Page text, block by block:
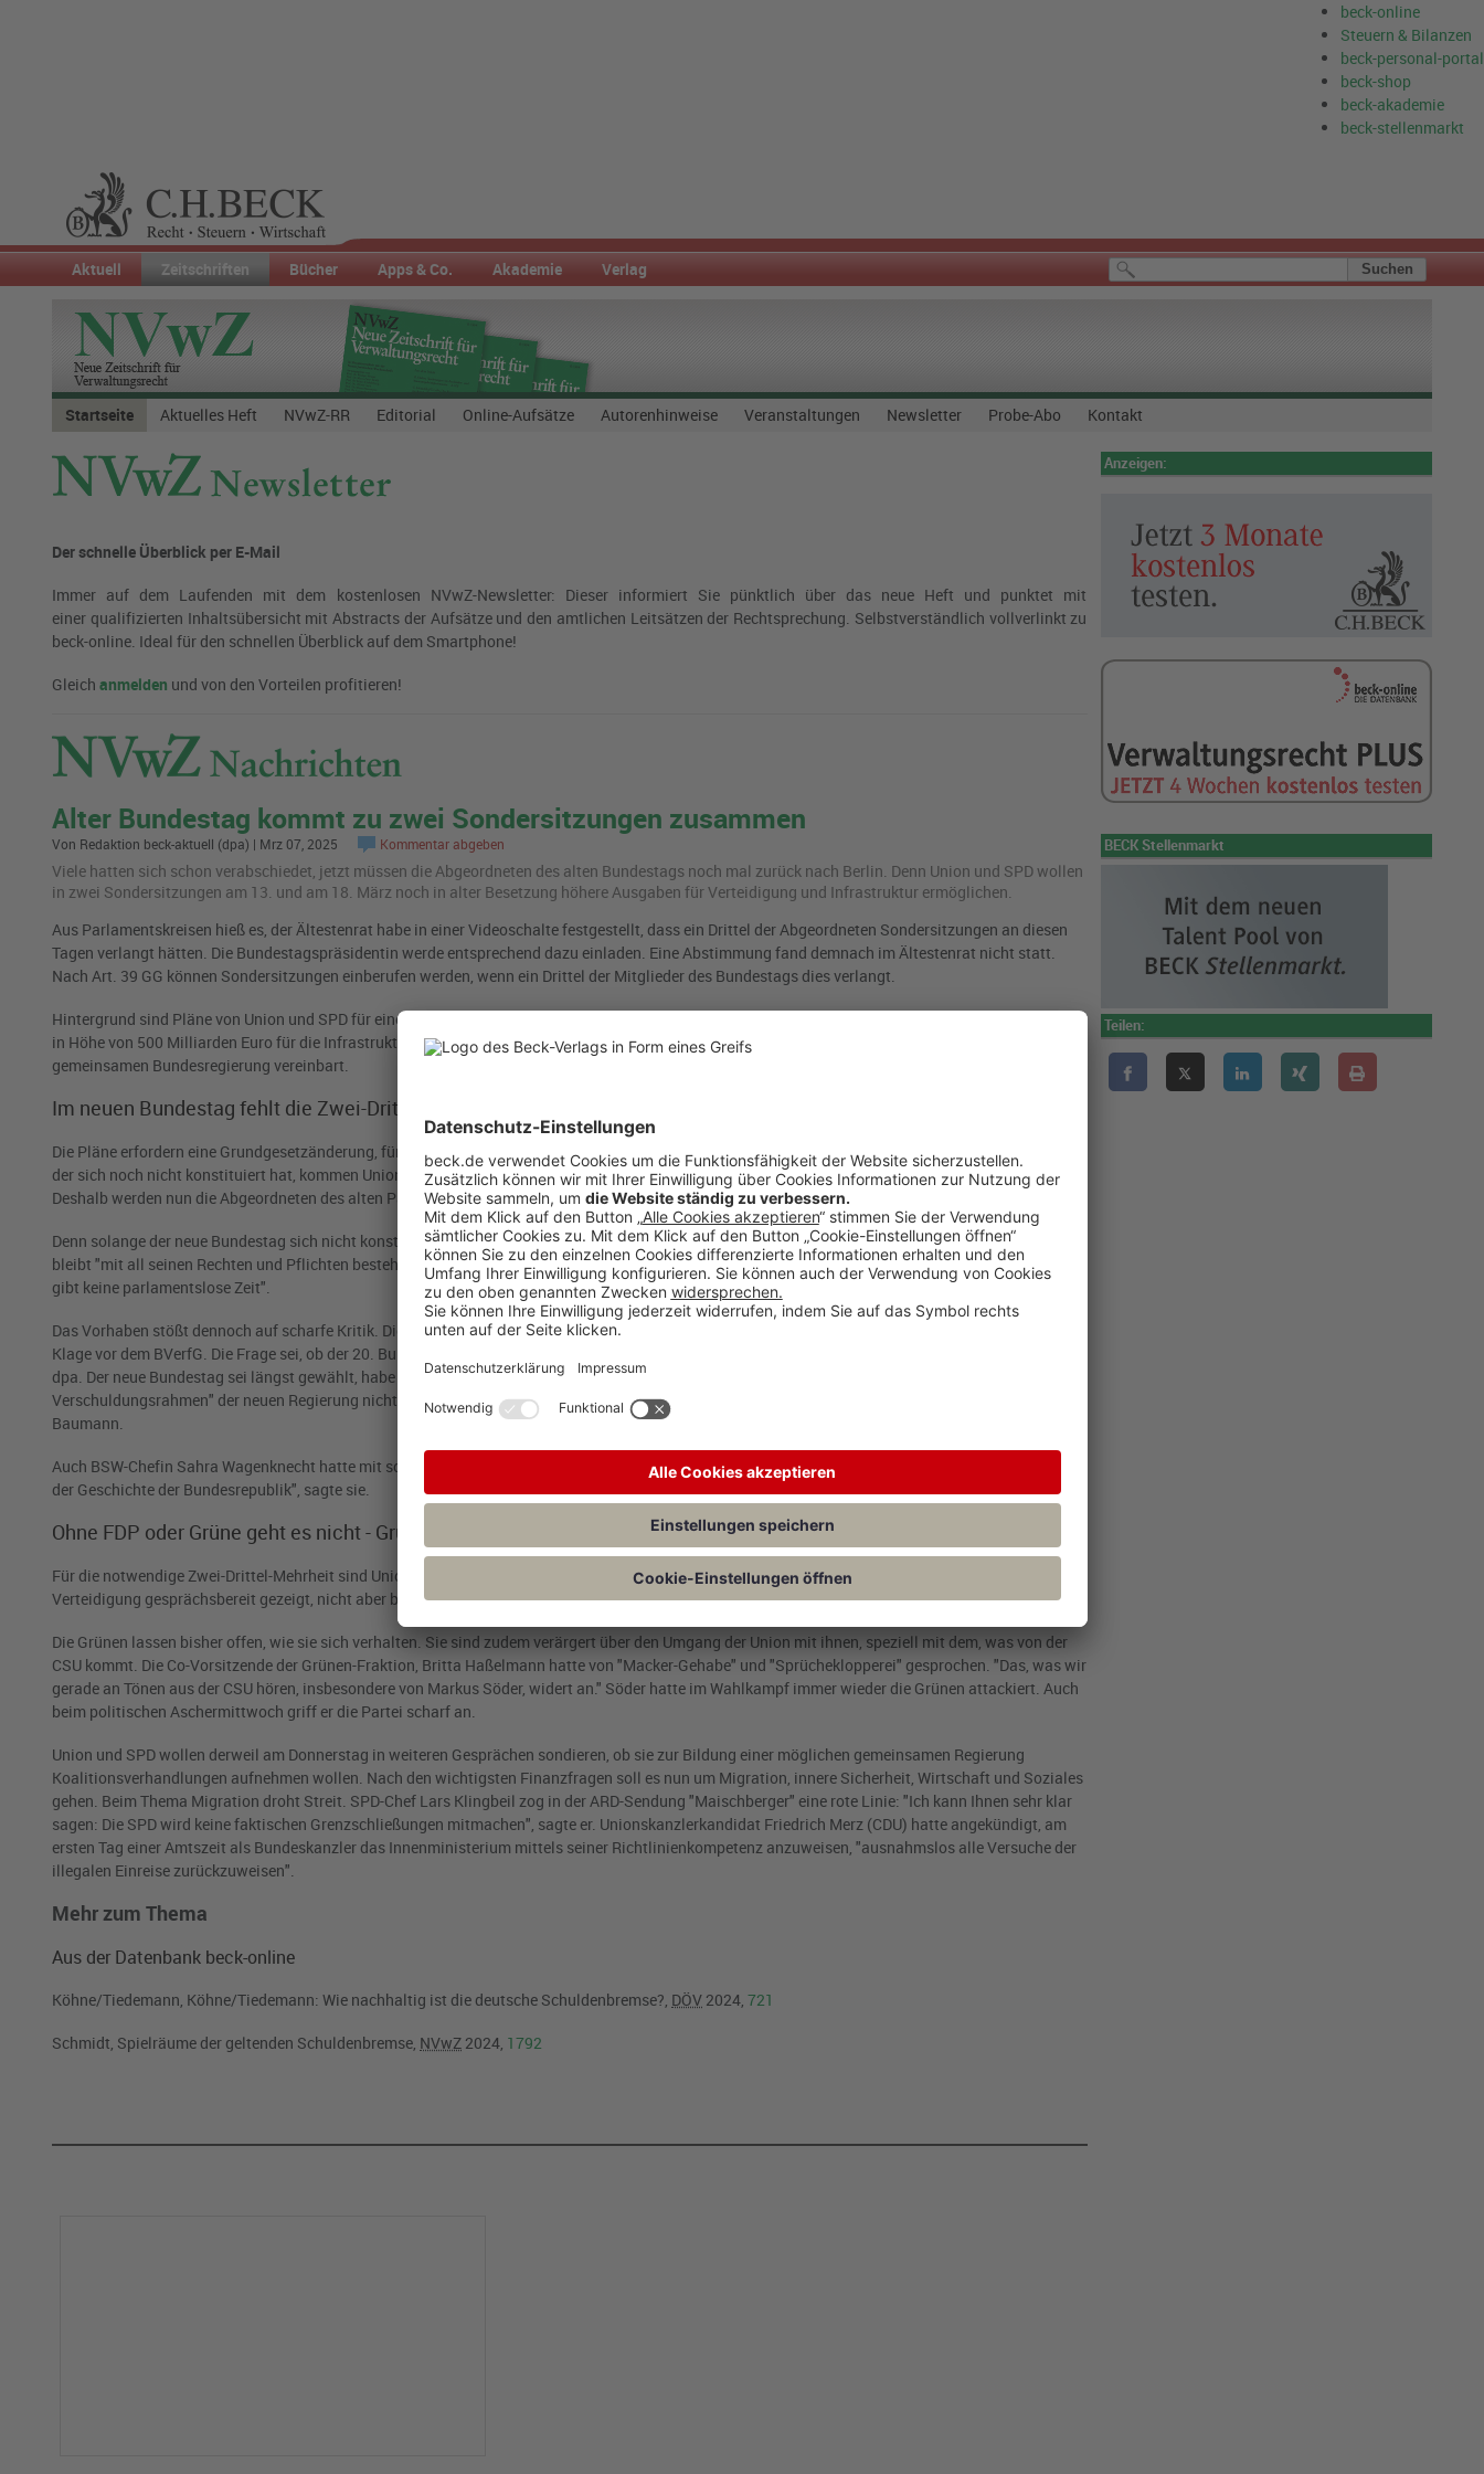
beck-online
Steuern & Bilanzen
beck-personal-portal
beck-shop
beck-akademie
beck-stellenmarkt
Aktuell Zeitschriften Bücher Apps & Co. Akademie Verlag
Startseite Aktuelles Heft NVwZ-RR Editorial Online-Aufsätze Autorenhinweise Veranstaltungen Newsletter Probe-Abo Kontakt
Der schnelle Überblick per E-Mail
Immer auf dem Laufenden mit dem kostenlosen NVwZ-Newsletter: Dieser informiert Sie pünktlich über das neue Heft und punktet mit
einer qualifizierten Inhaltsübersicht mit Abstracts der Aufsätze und den amtlichen Leitsätzen der Rechtsprechung. Selbstverständlich vollverlinkt zu
beck-online. Ideal für den schnellen Überblick auf dem Smartphone!
Gleich anmelden und von den Vorteilen profitieren!
Alter Bundestag kommt zu zwei Sondersitzungen zusammen
Von Redaktion beck-aktuell (dpa) | Mrz 07, 2025 Kommentar abgeben
Viele hat­ten sich schon ver­ab­schie­det, jetzt müs­sen die Ab­ge­ord­ne­ten des alten Bun­des­tags noch mal zu­rück nach Ber­lin. Denn Union und SPD wol­len
in zwei Son­der­sit­zun­gen am 13. und am 18. März noch in alter Be­set­zung hö­he­re Aus­ga­ben für Ver­tei­di­gung und In­fra­struk­tur er­mög­li­chen.
Aus Parlamentskreisen hieß es, der Ältestenrat habe in einer Videoschalte festgestellt, dass ein Drittel der Abgeordneten Sondersitzungen an diesen
Tagen verlangt hätten. Die Bundestagspräsidentin werde entsprechend dazu einladen. Eine Abstimmung fand demnach im Ältestenrat nicht statt.
Nach Art. 39 GG können Sondersitzungen einberufen werden, wenn ein Drittel der Mitglieder des Bundestags dies verlangt.
Hintergrund sind Pläne von Union und SPD für eine Aufweichung der Schuldenbremse für höhere Verteidigungsausgaben und für ein Sondervermögen
in Höhe von 500 Milliarden Euro für die Infrastruktur. Beide Seiten hatten dies in ihren laufenden Sondierungsgesprächen zur Bildung einer möglichen
gemeinsamen Bundesregierung vereinbart.
Im neuen Bundestag fehlt die Zwei-Drittel-Mehrheit
Die Pläne erfordern eine Grundgesetzänderung, für die in Bundestag und Bundesrat Zwei-Drittel-Mehrheiten nötig sind. Im neu gewählten Bundestag,
der sich noch nicht konstituiert hat, kommen Union, SPD und Grüne wegen der Zugewinne von AfD und Linken nicht mehr auf eine solche Mehrheit.
Deshalb werden nun die Abgeordneten des alten Parlaments in der kommenden Woche noch einmal zurück nach Berlin beordert.
Denn solange der neue Bundestag sich nicht konstituiert hat, was spätestens 30 Tage nach der Wahl passieren muss, ist der alte noch arbeitsfähig. Er
bleibt "mit all seinen Rechten und Pflichten bestehen", heißt es in einer Information der Wissenschaftlichen Dienste des Bundestags Und weiter: "Es
gibt keine parlamentslose Zeit".
Das Vorhaben stößt dennoch auf scharfe Kritik. Die AfD prüft nach Angaben ihres Ersten Parlamentarischen Geschäftsführers Bernd Baumann eine
Klage vor dem BVerfG. Die Frage sei, ob der 20. Bundestag in einer Entscheidung von solcher Reichweite noch legitim tätig werden könne, sagte er der
dpa. Der neue Bundestag sei längst gewählt, habe ganz andere Mehrheiten, stünde vor vollendeten Tatsachen und könnte "am gigantischen
Verschuldungsrahmen" der neuen Regierung nichts mehr ändern oder korrigierend eingreifen. "Er wäre entmachtet. Deshalb prüfen wir eine Klage", so
Baumann.
Auch BSW-Chefin Sahra Wagenknecht hatte mit scharfer Kritik reagiert: "Das ist das wahnwitzigste Aufrüstungspaket und der größte Wählerbetrug in
der Geschichte der Bundesrepublik", sagte sie.
Ohne FDP oder Grüne geht es nicht - Grüne sauer auf Söder
Für die notwendige Zwei-Drittel-Mehrheit sind Union und SPD auf Stimmen von Grünen oder FDP angewiesen. Die FDP hatte sich beim Punkt
Verteidigung gesprächsbereit gezeigt, nicht aber beim Sondertopf zur Infrastruktur.
Die Grünen lassen bisher offen, wie sie sich verhalten. Sie sind zudem verärgert über den Umgang der Union mit ihnen, speziell mit dem, was von der
CSU kommt. Die Co-Vorsitzende der Grünen-Fraktion, Britta Haßelmann hatte von "Macker-Gehabe" und "Sprücheklopperei" gesprochen. "Das, was wir
gerade an Tönen aus der CSU hören, insbesondere von Markus Söder, widert an." Söder hatte im Wahlkampf immer wieder die Grünen attackiert. Auch
beim politischen Aschermittwoch griff er die Partei scharf an.
Union und SPD wollen derweil am Donnerstag in weiteren Gesprächen sondieren, ob sie zur Bildung einer möglichen gemeinsamen Regierung
Koalitionsverhandlungen aufnehmen wollen. Nach den wichtigsten Finanzfragen soll es nun um Migration, innere Sicherheit, Wirtschaft und Soziales
gehen. Beim Thema Migration droht Streit. SPD-Chef Lars Klingbeil zog in der ARD-Sendung "Maischberger" eine rote Linie: "Ich kann Ihnen sehr klar
sagen: Die SPD wird keine faktischen Grenzschließungen mitmachen", sagte er. Unionskanzlerkandidat Friedrich Merz (CDU) hatte angekündigt, am
ersten Tag einer Amtszeit als Bundeskanzler das Innenministerium mittels seiner Richtlinienkompetenz anzuweisen, "ausnahmslos alle Versuche der
illegalen Einreise zurückzuweisen".
Mehr zum Thema
Aus der Datenbank beck-online
Köhne/Tiedemann, Köhne/Tiedemann: Wie nachhaltig ist die deutsche Schuldenbremse?, DÖV 2024, 721
Schmidt, Spielräume der geltenden Schuldenbremse, NVwZ 2024, 1792
Anzeigen:
BECK Stellenmarkt
Teilen: